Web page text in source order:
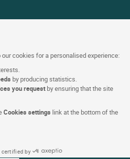
our cookies for a personalised experience:
by producing statistics.
you request by ensuring that the site
Cookies settings link at the bottom of the
certified by
Instagram
bySIWAY